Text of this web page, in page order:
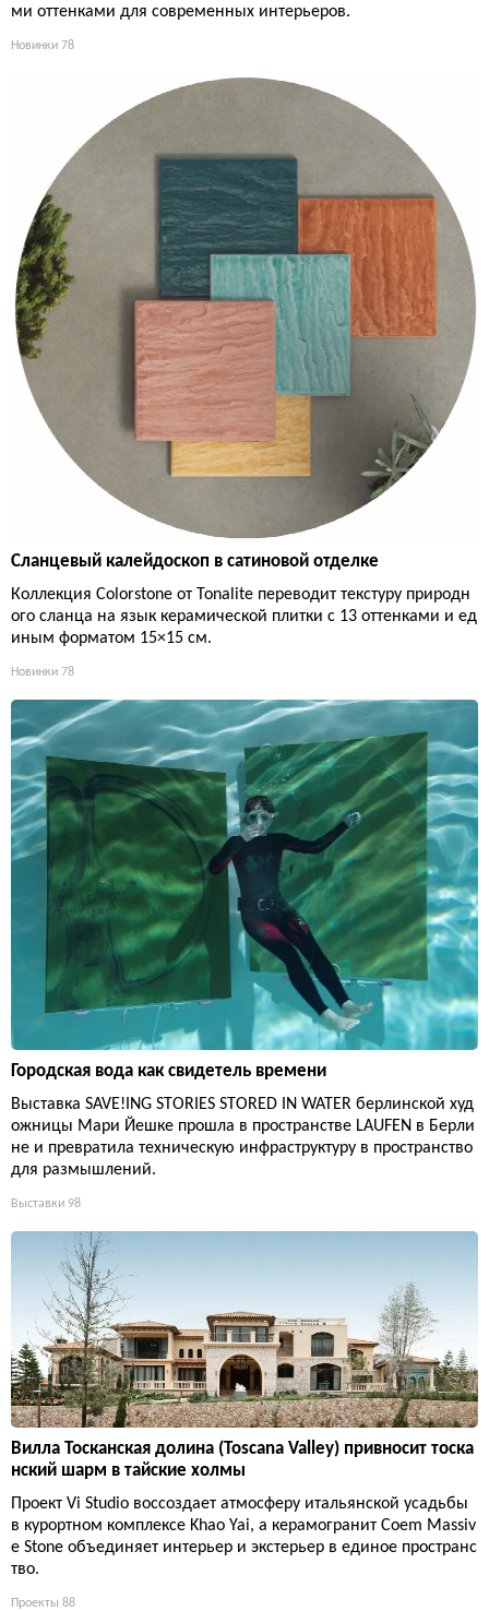
ми оттенками для современных интерьеров.
Новинки 78
Сланцевый калейдоскоп в сатиновой отделке
Коллекция Colorstone от Tonalite переводит текстуру природн
ого сланца на язык керамической плитки с 13 оттенками и ед
иным форматом 15×15 см.
Новинки 78
Городская вода как свидетель времени
Выставка SAVE!ING STORIES STORED IN WATER берлинской худ
ожницы Мари Йешке прошла в пространстве LAUFEN в Берли
не и превратила техническую инфраструктуру в пространство
для размышлений.
Выставки 98
Вилла Тосканская долина (Toscana Valley) привносит тоска
нский шарм в тайские холмы
Проект Vi Studio воссоздает атмосферу итальянской усадьбы
в курортном комплексе Khao Yai, а керамогранит Coem Massiv
e Stone объединяет интерьер и экстерьер в единое пространс
тво.
Проекты 88